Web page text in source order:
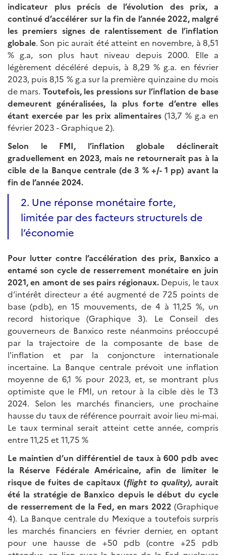
indicateur plus précis de l’évolution des prix, a
continué d’accélérer sur la fin de l’année 2022, malgré
les premiers signes de ralentissement de l’inflation
globale. Son pic aurait été atteint en novembre, à 8,51
% g.a, son plus haut niveau depuis 2000. Elle a
légèrement décéléré depuis, à 8,29 % g.a. en février
2023, puis 8,15 % g.a sur la première quinzaine du mois
de mars. Toutefois, les pressions sur l’inflation de base
demeurent généralisées, la plus forte d’entre elles
étant exercée par les prix alimentaires (13,7 % g.a en
février 2023 - Graphique 2).
Selon le FMI, l’inflation globale déclinerait
graduellement en 2023, mais ne retournerait pas à la
cible de la Banque centrale (de 3 % +/- 1 pp) avant la
fin de l’année 2024.
2. Une réponse monétaire forte,
limitée par des facteurs structurels de
l’économie
Pour lutter contre l’accélération des prix, Banxico a
entamé son cycle de resserrement monétaire en juin
2021, en amont de ses pairs régionaux.Depuis, le taux
d’intérêt directeur a été augmenté de 725 points de
base (pdb), en 15 mouvements, de 4 à 11,25 %, un
record historique (Graphique 3). Le Conseil des
gouverneurs de Banxico reste néanmoins préoccupé
par la trajectoire de la composante de base de
l'inflation et par la conjoncture internationale
incertaine. La Banque centrale prévoit une inflation
moyenne de 6,1 % pour 2023, et, se montrant plus
optimiste que le FMI, un retour à la cible dès le T3
2024. Selon les marchés financiers, une prochaine
hausse du taux de référence pourrait avoir lieu mi-mai.
Le taux terminal serait atteint cette année, compris
entre 11,25 et 11,75 %
Le maintien d’un différentiel de taux à 600 pdb avec
la Réserve Fédérale Américaine, afin de limiter le
risque de fuites de capitaux (flight to quality), aurait
été la stratégie de Banxico depuis le début du cycle
de resserrement de la Fed, en mars 2022 (Graphique
4). La Banque centrale du Mexique a toutefois surpris
les marchés financiers en février dernier, en optant
pour une hausse de +50 pdb (contre +25 pdb